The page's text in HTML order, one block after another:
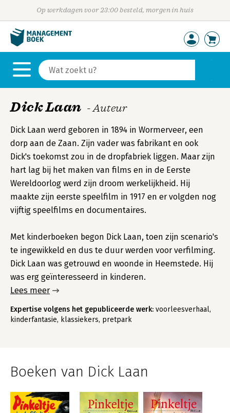
Op werkdagen voor 23:00 besteld, morgen in huis
Dick Laan - Auteur
Dick Laan werd geboren in 1894 in Wormerveer, een
dorp aan de Zaan. Zijn vader was fabrikant en ook
Dick's toekomst zou in de dropfabriek liggen. Maar zijn
hart lag bij het maken van films en in de Eerste
Wereldoorlog werd zijn droom werkelijkheid. Hij
maakte zijn eerste speelfilm in 1917 en er volgden nog
vijftig speelfilms en documentaires.
Met kinderboeken begon Dick Laan, toen zijn scenario's
te ingewikkeld en dus te duur werden voor verfilming.
Dick Laan was getrouwd en woonde in Heemstede. Hij
was erg geïnteresseerd in kinderen.
Lees meer
Expertise volgens het gepubliceerde werk: voorleesverhaal,
kinderfantasie, klassiekers, pretpark
Boeken van Dick Laan